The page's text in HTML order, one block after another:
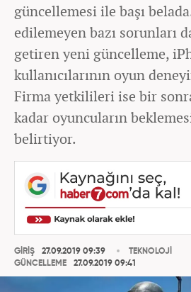
güncellemesi ile başı
edilemeyen bazı sorunları
getiren yeni güncelleme,
kullanıcılarının oyun
Firma yetkilileri ise bir
kadar oyuncuların
belirtiyor.
GİRİŞ
27.09.2019 09:39
GÜNCELLEME
27.09.2019 09:41
TEKNOLOJİ